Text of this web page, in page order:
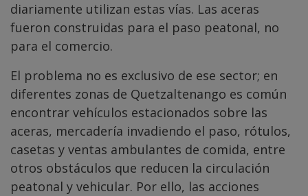
diariamente utilizan estas vías. Las aceras
fueron construidas para el paso peatonal, no
para el comercio.
El problema no es exclusivo de ese sector; en
diferentes zonas de Quetzaltenango es común
encontrar vehículos estacionados sobre las
aceras, mercadería invadiendo el paso, rótulos,
casetas y ventas ambulantes de comida, entre
otros obstáculos que reducen la circulación
peatonal y vehicular. Por ello, las acciones